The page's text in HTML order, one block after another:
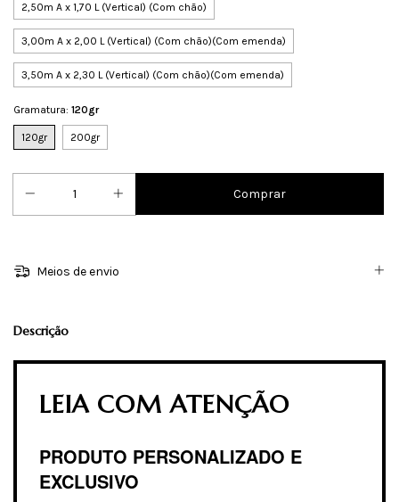
2,50m A x 1,70 L (Vertical) (Com chão)
3,00m A x 2,00 L (Vertical) (Com chão)(Com emenda)
3,50m A x 2,30 L (Vertical) (Com chão)(Com emenda)
Gramatura: 120gr
120gr 200gr
Meios de envio
Descrição
LEIA COM ATENÇÃO
PRODUTO PERSONALIZADO E
EXCLUSIVO